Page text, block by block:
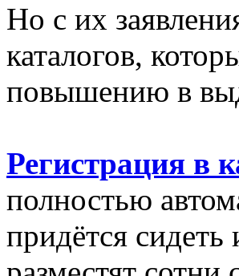
Но с их
каталогов,
повышению в
Регистрация в
полностью
придётся